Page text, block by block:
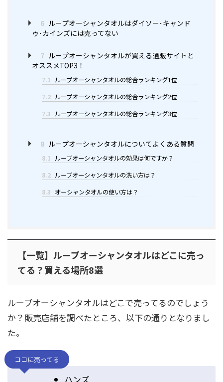
6 ループオーシャンタオルはダイソー･キャンド
ゥ･カインズには売ってない
7 ループオーシャンタオルが買える通販サイトと
オススメTOP3！
7.1 ループオーシャンタオルの総合ランキング1位
7.2 ループオーシャンタオルの総合ランキング2位
7.3 ループオーシャンタオルの総合ランキング3位
8 ループオーシャンタオルについてよくある質問
8.1 ループオーシャンタオルの効果は何ですか？
8.2 ループオーシャンタオルの洗い方は？
8.3 オーシャンタオルの使い方は？
【一覧】ループオーシャンタオルはどこに売っ
てる？買える場所8選
ループオーシャンタオルはどこで売ってるのでしょう
か？販売店舗を調べたところ、以下の通りとなりまし
た。
ココに売ってる
ハンズ